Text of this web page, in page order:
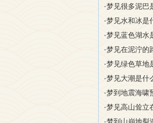
·梦见很多泥巴
·梦见水和冰是
·梦见蓝色湖水
·梦见在泥泞的
·梦见绿色草地
·梦见大潮是什
·梦到地震海啸
·梦见高山耸立